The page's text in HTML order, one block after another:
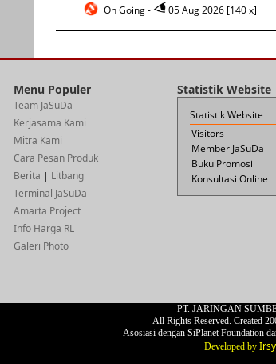
On Going -
05 Aug 2026 [140 x]
Menu Populer
Team JaSuDa
Kerjasama Kami
Mitra Kami
Cara Pesan Produk
Berita | Litbang
Terminal JaSuDa
Amarta Project
Info Harga RL
Galeri Photo
Statistik Website
Statistik Website
Visitors
Member JaSuDa
Buku Promosi
Konsultasi Online
PT. JARINGAN
All Rights Reserved. Created
Asosiasi dengan SiPlanet Foundation
Developed by